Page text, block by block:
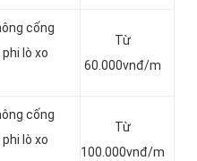
cống
lò xo
Từ
60.000vnđ/m
cống
lò xo
Từ
100.000vnđ/m